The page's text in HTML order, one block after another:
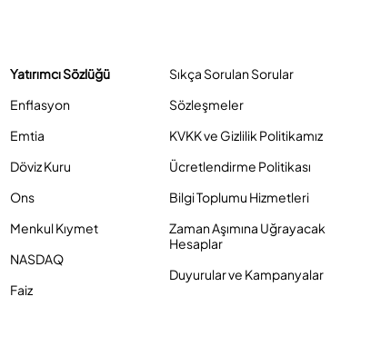
Yatırımcı Sözlüğü
Enflasyon
Emtia
Döviz Kuru
Ons
Menkul Kıymet
NASDAQ
Faiz
Sıkça Sorulan Sorular
Sözleşmeler
KVKK ve Gizlilik Politikamız
Ücretlendirme Politikası
Bilgi Toplumu Hizmetleri
Zaman Aşımına Uğrayacak
Hesaplar
Duyurular ve Kampanyalar